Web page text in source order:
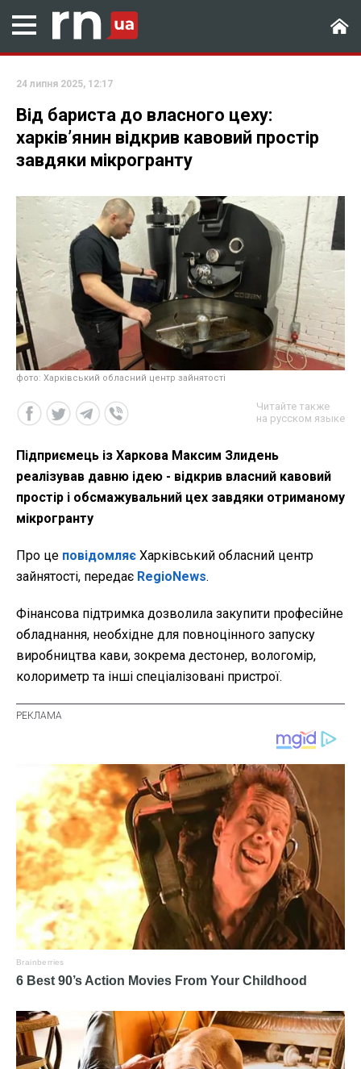
24 липня 2025, 12:17
Від бариста до власного цеху:
харків’янин відкрив кавовий простір
завдяки мікрогранту
фото: Харківський обласний центр зайнятості
Читайте также
на русском языке
Підприємець із Харкова Максим Злидень
реалізував давню ідею - відкрив власний кавовий
простір і обсмажувальний цех завдяки отриманому
мікрогранту
Про це повідомляє Харківський обласний центр
зайнятості, передає RegioNews.
Фінансова підтримка дозволила закупити професійне
обладнання, необхідне для повноцінного запуску
виробництва кави, зокрема дестонер, вологомір,
колориметр та інші спеціалізовані пристрої.